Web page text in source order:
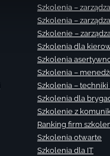
Szkolenia –
Szkolenia –
Szkolenie –
Szkolenia dla
Szkolenia
Szkolenia –
Szkolenia – techniki
Szkolenia dla
Szkolenie z
Ranking firm
Szkolenia otwarte
Szkolenia dla IT